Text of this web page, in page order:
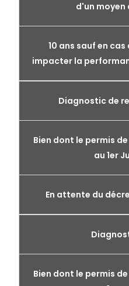
d'un
10 ans sauf en
impacter la
Diagnostic de
Bien dont le permis
au 1er
En attente du
Bien dont le permis